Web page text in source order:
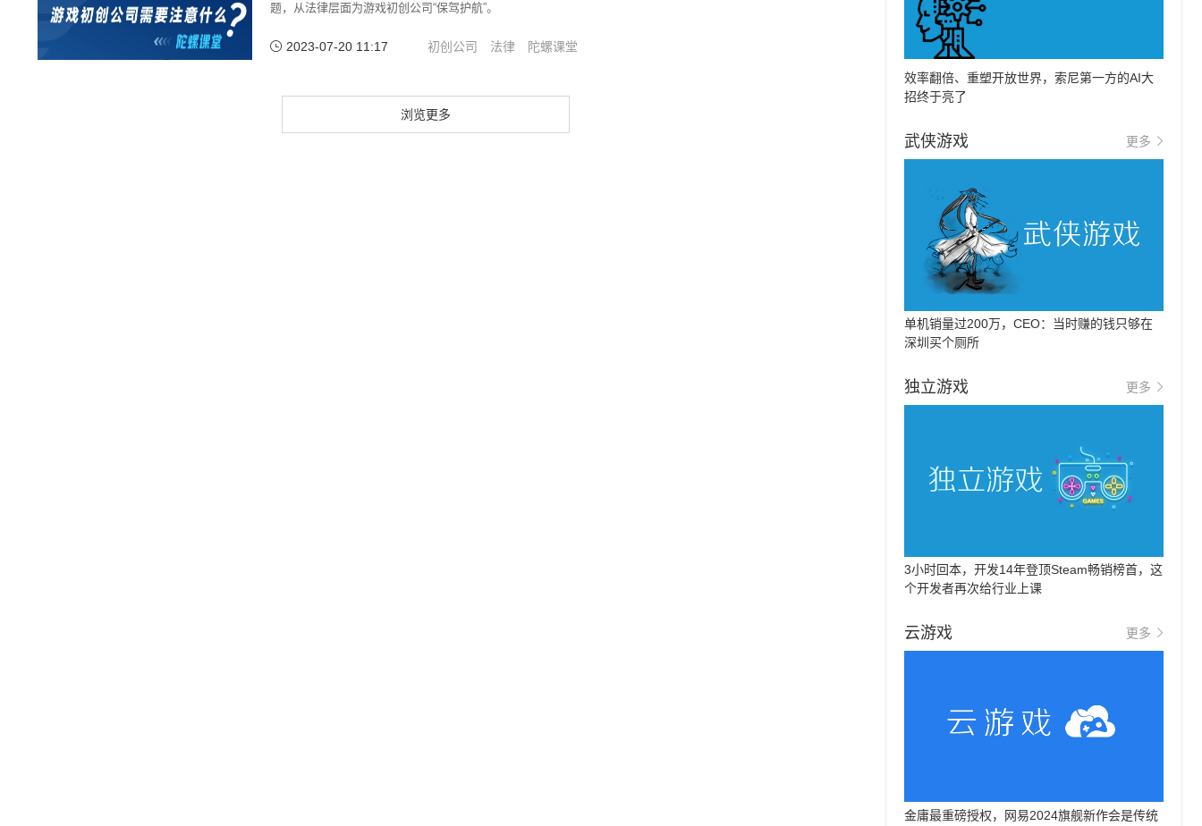
题，从法律层面为游戏初创公司“保驾护航”。
2023-07-20 11:17 初创公司 法律 陀螺课堂
浏览更多
效率翻倍、重塑开放世界，索尼第一方的AI大
招终于亮了
武侠游戏 更多
单机销量过200万，CEO：当时赚的钱只够在
深圳买个厕所
独立游戏 更多
3小时回本，开发14年登顶Steam畅销榜首，这
个开发者再次给行业上课
云游戏 更多
金庸最重磅授权，网易2024旗舰新作会是传统